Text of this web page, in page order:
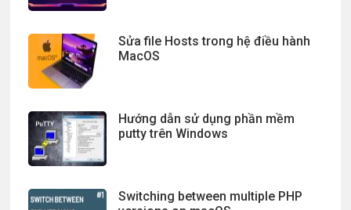
Sửa file Hosts trong hệ điều hành
MacOS
Hướng dẫn sử dụng phần mềm
putty trên Windows
Switching between multiple PHP